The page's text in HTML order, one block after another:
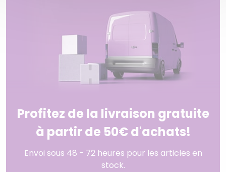
Profitez de la livraison gratuite
à partir de 50€ d'achats!
Envoi sous 48 - 72 heures pour les articles en
stock.